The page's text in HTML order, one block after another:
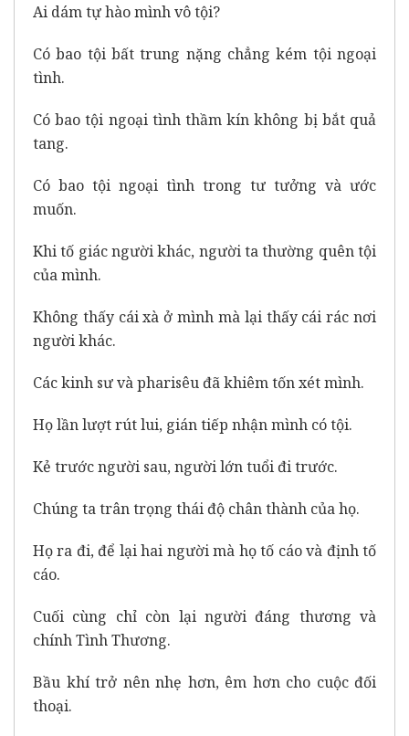
Ai dám tự hào mình vô tội?
Có bao tội bất trung nặng chẳng kém tội ngoại
tình.
Có bao tội ngoại tình thầm kín không bị bắt quả
tang.
Có bao tội ngoại tình trong tư tưởng và ước
muốn.
Khi tố giác người khác, người ta thường quên tội
của mình.
Không thấy cái xà ở mình mà lại thấy cái rác nơi
người khác.
Các kinh sư và pharisêu đã khiêm tốn xét mình.
Họ lần lượt rút lui, gián tiếp nhận mình có tội.
Kẻ trước người sau, người lớn tuổi đi trước.
Chúng ta trân trọng thái độ chân thành của họ.
Họ ra đi, để lại hai người mà họ tố cáo và định tố
cáo.
Cuối cùng chỉ còn lại người đáng thương và
chính Tình Thương.
Bầu khí trở nên nhẹ hơn, êm hơn cho cuộc đối
thoại.